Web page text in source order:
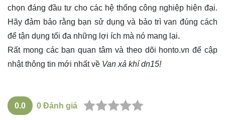
chọn đáng đầu tư cho các hệ thống công nghiệp hiện đại.
Hãy đảm bảo rằng bạn sử dụng và bảo trì van đúng cách
để tận dụng tối đa những lợi ích mà nó mang lại.
Rất mong các bạn quan tâm và theo dõi honto.vn để cập
nhật thông tin mới nhất về Van xả khí dn15!
0.0 0 Đánh giá